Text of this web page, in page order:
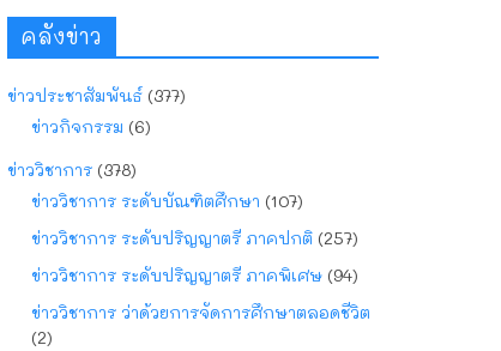
คลังข่าว
ข่าวประชาสัมพันธ์ (377)
ข่าวกิจกรรม (6)
ข่าววิชาการ (378)
ข่าววิชาการ ระดับบัณฑิตศึกษา (107)
ข่าววิชาการ ระดับปริญญาตรี ภาคปกติ (257)
ข่าววิชาการ ระดับปริญญาตรี ภาคพิเศษ (94)
ข่าววิชาการ ว่าด้วยการจัดการศึกษาตลอดชีวิต
(2)